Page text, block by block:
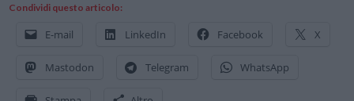
Condividi questo articolo:
E-mail LinkedIn Facebook X
Mastodon Telegram WhatsApp